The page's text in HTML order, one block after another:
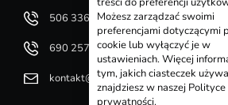
506 336 320
690 257 092
kontakt@ledstyl.pl
Możesz zarządzać swoimi
preferencjami dotyczącymi
cookie lub wyłączyć je w
ustawieniach. Więcej
tym, jakich ciasteczek
znajdziesz w naszej Polityce
prywatności.